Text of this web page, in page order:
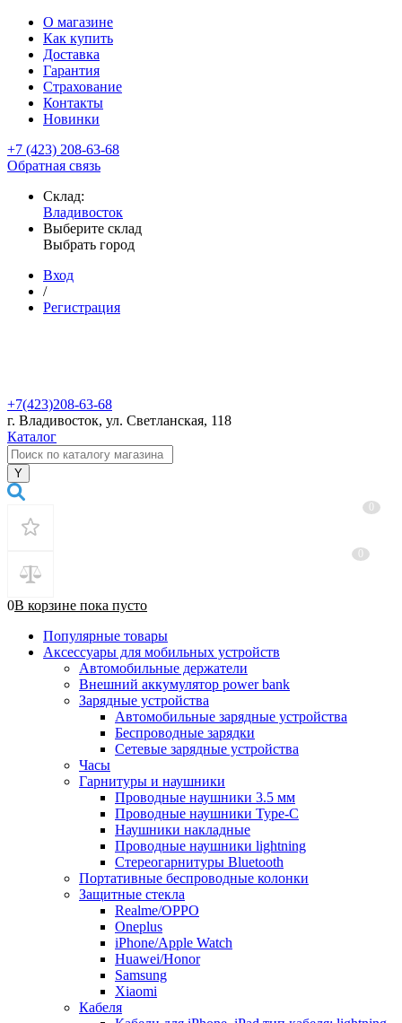
О магазине
Как купить
Доставка
Гарантия
Страхование
Контакты
Новинки
+7 (423) 208-63-68
Обратная связь
Склад:
Владивосток
Выберите склад
Выбрать город
Вход
/
Регистрация
+7(423)208-63-68
г. Владивосток, ул. Светланская, 118
Каталог
0В корзине пока пусто
Популярные товары
Аксессуары для мобильных устройств
Автомобильные держатели
Внешний аккумулятор power bank
Зарядные устройства
Автомобильные зарядные устройства
Беспроводные зарядки
Сетевые зарядные устройства
Часы
Гарнитуры и наушники
Проводные наушники 3.5 мм
Проводные наушники Type-C
Наушники накладные
Проводные наушники lightning
Стереогарнитуры Bluetooth
Портативные беспроводные колонки
Защитные стекла
Realme/OPPO
Oneplus
iPhone/Apple Watch
Huawei/Honor
Samsung
Xiaomi
Кабеля